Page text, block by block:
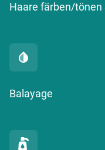
Haare färben/tönen
Balayage